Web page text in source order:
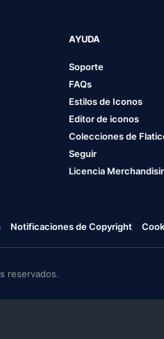
AYUDA
Soporte
FAQs
Estilos de Iconos
Editor de iconos
Colecciones de
Seguir
Licencia
Notificaciones de Copyright
reservados.